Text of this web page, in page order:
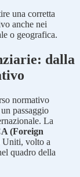
una corretta
anche nei
o geografica.
dalla
normativo
passaggio
La
(Foreign
Uniti, volto a
quadro della